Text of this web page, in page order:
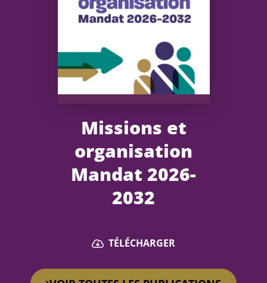
Missions et
organisation
Mandat 2026-
2032
TÉLÉCHARGER